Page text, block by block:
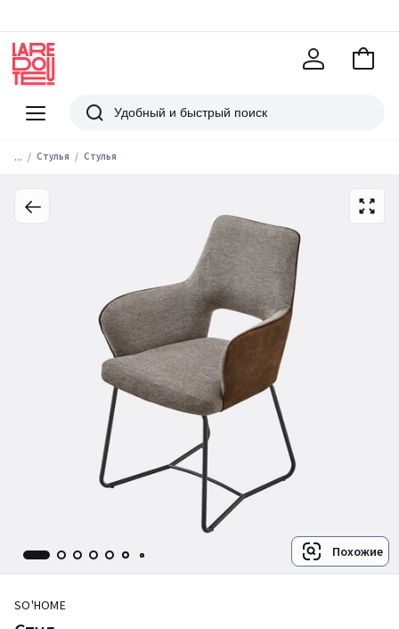
Меню
Redoute
Поиск
В
... Стулья Стулья
Похожие
SO'HOME